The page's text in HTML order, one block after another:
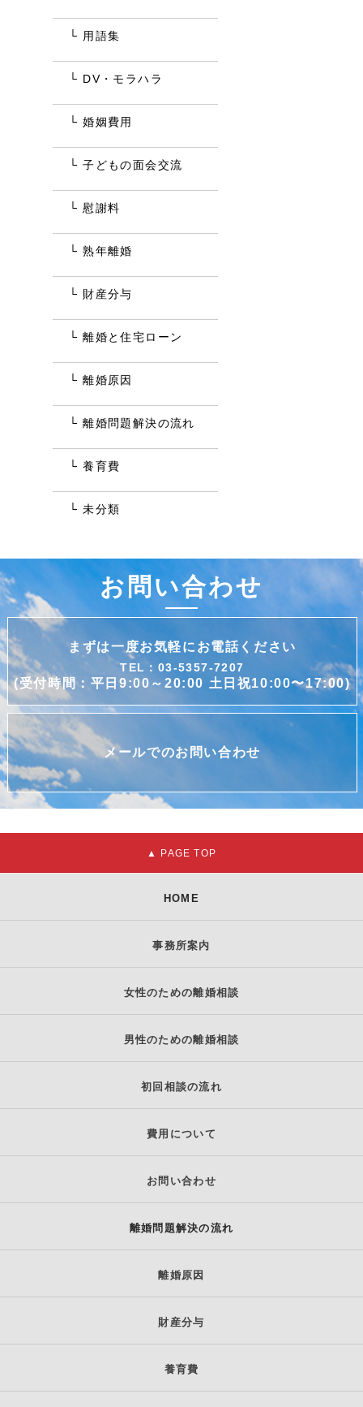
用語集
DV・モラハラ
婚姻費用
子どもの面会交流
慰謝料
熟年離婚
財産分与
離婚と住宅ローン
離婚原因
離婚問題解決の流れ
養育費
未分類
お問い合わせ
まずは一度お気軽にお電話ください
TEL：03-5357-7207
(受付時間：平日9:00～20:00 土日祝10:00〜17:00)
メールでのお問い合わせ
HOME
事務所案内
女性のための離婚相談
男性のための離婚相談
初回相談の流れ
費用について
お問い合わせ
離婚問題解決の流れ
離婚原因
財産分与
養育費